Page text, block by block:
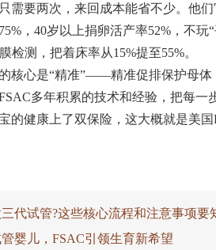
需要两次，来回成本能省不少。他
，40岁以上捐卵活产率52%，不玩
检测，把着床率从15%提至55%。
核心是“精准”——精准促排保护母体
多年积累的技术和经验，把每一
的健康上了双保险，这大概就是美
代试管?这些核心流程和注意事项要
婴儿，FSAC引领生育新希望